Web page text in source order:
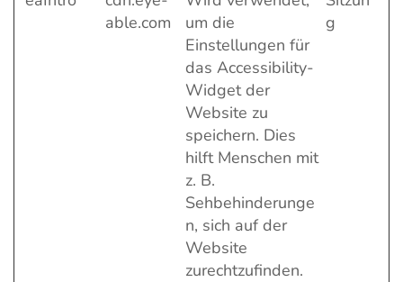
able.com
um die
Einstellungen für
das Accessibility-
Widget der
Website zu
speichern. Dies
hilft Menschen mit
z. B.
Sehbehinderunge
n, sich auf der
Website
zurechtzufinden.
g